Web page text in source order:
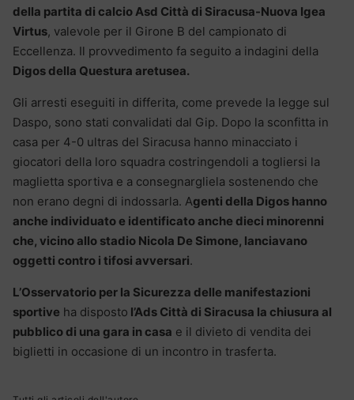
della partita di calcio Asd Città di Siracusa-Nuova Igea
Virtus, valevole per il Girone B del campionato di
Eccellenza. Il provvedimento fa seguito a indagini della
Digos della Questura aretusea.
Gli arresti eseguiti in differita, come prevede la legge sul
Daspo, sono stati convalidati dal Gip. Dopo la sconfitta in
casa per 4-0 ultras del Siracusa hanno minacciato i
giocatori della loro squadra costringendoli a togliersi la
maglietta sportiva e a consegnargliela sostenendo che
non erano degni di indossarla. Agenti della Digos hanno
anche individuato e identificato anche dieci minorenni
che, vicino allo stadio Nicola De Simone, lanciavano
oggetti contro i tifosi avversari.
L’Osservatorio per la Sicurezza delle manifestazioni
sportive ha disposto l’Ads Città di Siracusa la chiusura al
pubblico di una gara in casa e il divieto di vendita dei
biglietti in occasione di un incontro in trasferta.